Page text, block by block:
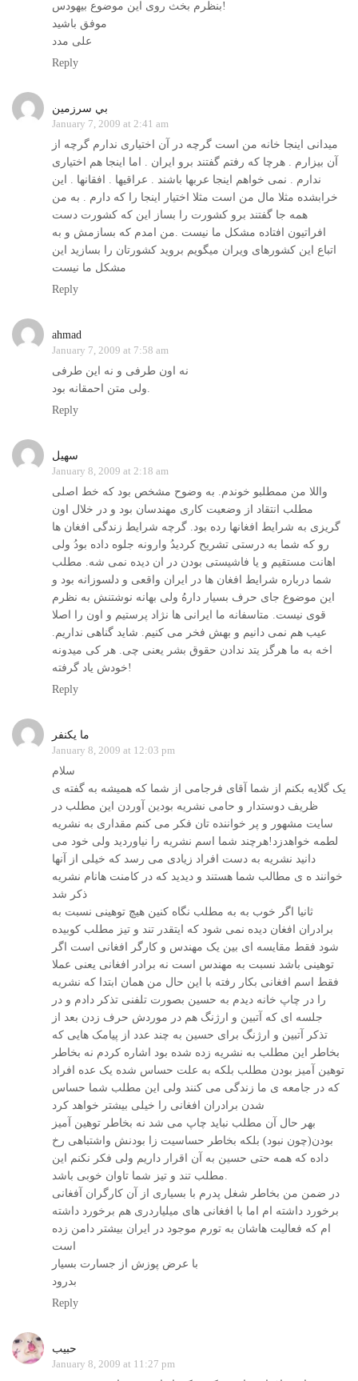
بنظرم بخث روی این موضوع بیهودس!
موفق باشید
علی مدد
Reply
بي سرزمين
January 7, 2009 at 2:41 am
ميدانی اينجا خانه من است گرچه در آن اختياری ندارم گرچه از
آن بيزارم . هرچا که رفتم گفتند برو ايران . اما اينجا هم اختياری
ندارم . نمی خواهم اينجا عربها باشند . عراقيها . افقانها . اين
خرابشده مثلا مال من است مثلا اختيار اينجا را که دارم . به من
همه جا گفتند برو کشورت را بساز اين که کشورت دست
افراتيون افتاده مشکل ما نيست .من امدم که بسازمش و به
اتباع اين کشورهای ويران ميگويم برويد کشورتان را بسازيد اين
مشکل ما نيست
Reply
ahmad
January 7, 2009 at 7:58 am
نه اون طرفی و نه این طرفی
Reply
سهیل
January 8, 2009 at 2:18 am
واللا من ممطلبو خوندم. به وضوح مشخص بود که خط اصلی
مطلب انتقاد از وضعيت کاری مهندسان بود و در خلال اون
گريزی به شرايط افغانها رده بود. گرچه شرايط زندگی افغان ها
رو که شما به درستی تشريح کرديدُ وارونه جلوه داده بودُ ولی
اهانت مستقيم و يا فاشيستی بودن در ان ديده نمی شه. مطلب
شما درباره شرايط افغان ها در ايران واقعی و دلسوزانه بود و
اين موضوع جای حرف بسيار دارهُ ولی بهانه نوشتنش به نظرم
قوی نيست. متاسفانه ما ايرانی ها نژاد پرستيم و اون را اصلا
عيب هم نمی دانيم و بهش فخر می کنيم. شايد گناهی نداريم.
اخه به ما هرگز يتد ندادن حقوق بشر يعنی چی. هر کی ميدونه
خودش ياد گرفته!
Reply
ما يکنفر
January 8, 2009 at 12:03 pm
سلام
يک گلايه بکنم از شما آقای فرجامی از شما که هميشه به گفته ی
ظريف دوستدار و حامی نشريه بودين آوردن اين مطلب در
سايت مشهور و پر خواننده تان فکر می کنم مقداری به نشریه
لطمه خواهدزد!هرچند شما اسم نشریه را نیاوردید ولی خود می
دانید نشریه به دست افراد زیادی می رسد که خیلی از آنها
خوانند ه ی مطالب شما هستند و دیدید که در کامنت هانام نشریه
ذکر شد
ثانيا اگر خوب به به مطلب نگاه کنين هيچ توهينی نسبت به
برادران افغان ديده نمی شود که ایتقدر تند و تیز مطلب کوبیده
شود فقط مقايسه ای بين يک مهندس و کارگر افغانی است اگر
توهینی باشد نسبت به مهندس است نه برادر افغانی يعنی عملا
فقط اسم افغانی بکار رفته با این حال من همان ابتدا که نشريه
را در چاپ خانه ديدم به حسين بصورت تلفنی تذکر دادم و در
جلسه ای که آتبين و ارژنگ هم در موردش حرف زدن بعد از
تذکر آتبین و ارژنگ برای حسین به چند عدد از پيامک هايی که
بخاطر اين مطلب به نشريه زده شده بود اشاره کردم نه بخاطر
توهين آميز بودن مطلب بلکه به علت حساس شده يک عده افراد
که در جامعه ی ما زندگی می کنند ولی اين مطلب شما حساس
شدن برادران افغانی را خیلی بیشتر خواهد کرد
بهر حال آن مطلب نبايد چاپ می شد نه بخاطر توهين آميز
بودن(چون نبود) بلکه بخاطر حساسيت زا بودنش واشتباهی رخ
داده که همه حتی حسين به آن اقرار داريم ولی فکر نکنم اين
در ضمن من بخاطر شغل پدرم با بسياری از آن کارگران آفغانی
برخورد داشته ام اما با افغانی های ميلياردری هم برخورد داشته
ام که فعالیت هاشان به تورم موجود در ايران بيشتر دامن زده
است
با عرض پوزش از جسارت بسيار
بدرود
Reply
حبيب
January 8, 2009 at 11:27 pm